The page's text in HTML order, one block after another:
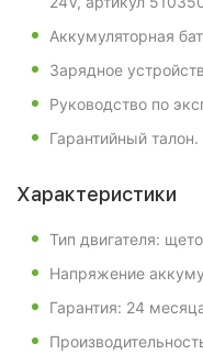
Аккумуляторная
Зарядное
Руководство по
Гарантийный талон.
Характеристики
Тип двигателя:
Напряжение
Гарантия: 24